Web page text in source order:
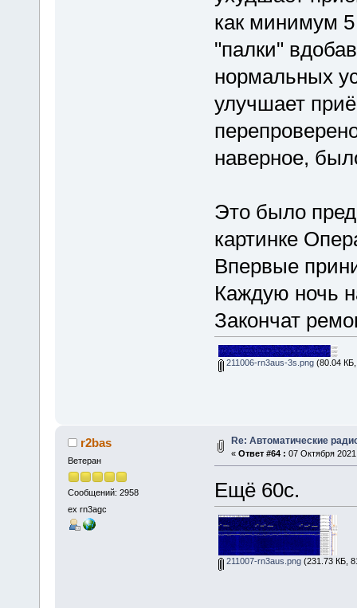
как минимум
"палки"
нормальных
улучшает
наверное,
Это было
картинке
Впервые
Каждую ночь
Закончат
211006-rn3aus-3s.png(80.04 КБ,
r2bas
Ветеран
Сообщений: 2958
ex rn3agc
Re: Автоматические
« Ответ #64 : 07 Октября
Ещё 60с.
211007-rn3aus.png(231.73 КБ,